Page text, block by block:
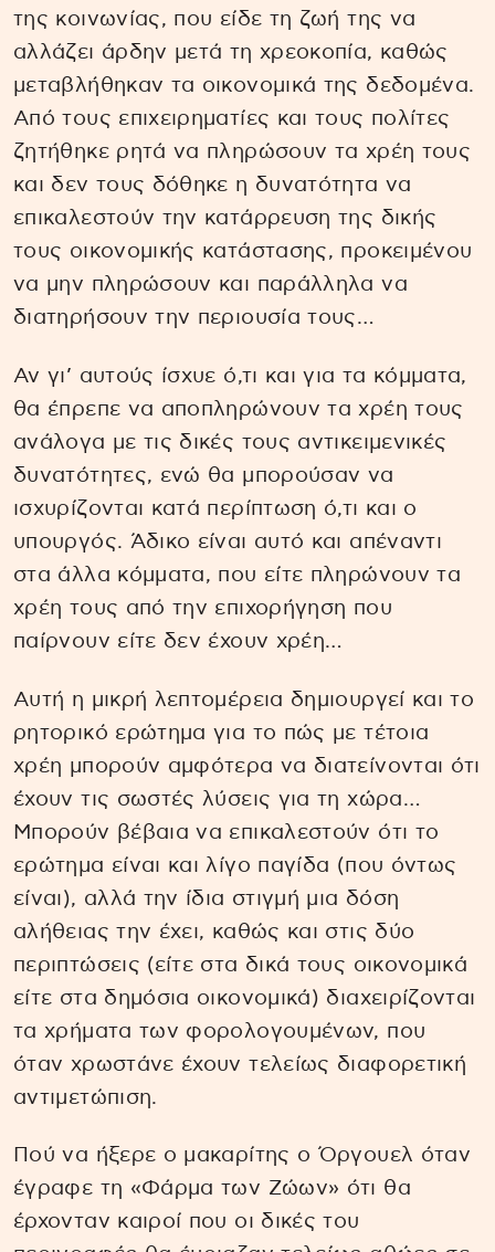
της κοινωνίας, που είδε τη ζωή της να
αλλάζει άρδην μετά τη χρεοκοπία, καθώς
μεταβλήθηκαν τα οικονομικά της δεδομένα.
Από τους επιχειρηματίες και τους πολίτες
ζητήθηκε ρητά να πληρώσουν τα χρέη τους
και δεν τους δόθηκε η δυνατότητα να
επικαλεστούν την κατάρρευση της δικής
τους οικονομικής κατάστασης, προκειμένου
να μην πληρώσουν και παράλληλα να
διατηρήσουν την περιουσία τους…
Αν γι’ αυτούς ίσχυε ό,τι και για τα κόμματα,
θα έπρεπε να αποπληρώνουν τα χρέη τους
ανάλογα με τις δικές τους αντικειμενικές
δυνατότητες, ενώ θα μπορούσαν να
ισχυρίζονται κατά περίπτωση ό,τι και ο
υπουργός. Άδικο είναι αυτό και απέναντι
στα άλλα κόμματα, που είτε πληρώνουν τα
χρέη τους από την επιχορήγηση που
παίρνουν είτε δεν έχουν χρέη…
Αυτή η μικρή λεπτομέρεια δημιουργεί και το
ρητορικό ερώτημα για το πώς με τέτοια
χρέη μπορούν αμφότερα να διατείνονται ότι
έχουν τις σωστές λύσεις για τη χώρα…
Μπορούν βέβαια να επικαλεστούν ότι το
ερώτημα είναι και λίγο παγίδα (που όντως
είναι), αλλά την ίδια στιγμή μια δόση
αλήθειας την έχει, καθώς και στις δύο
περιπτώσεις (είτε στα δικά τους οικονομικά
είτε στα δημόσια οικονομικά) διαχειρίζονται
τα χρήματα των φορολογουμένων, που
όταν χρωστάνε έχουν τελείως διαφορετική
αντιμετώπιση.
Πού να ήξερε ο μακαρίτης ο Όργουελ όταν
έγραφε τη «Φάρμα των Ζώων» ότι θα
έρχονταν καιροί που οι δικές του